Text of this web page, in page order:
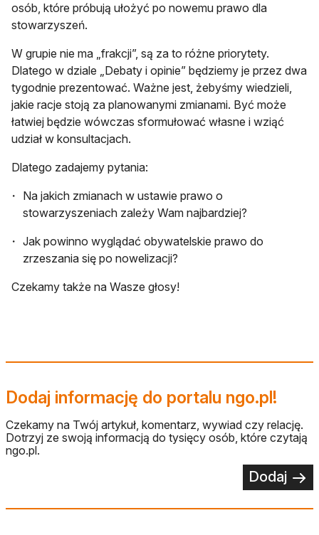
osób, które próbują ułożyć po nowemu prawo dla
stowarzyszeń.
W grupie nie ma „frakcji”, są za to różne priorytety.
Dlatego w dziale „Debaty i opinie” będziemy je przez dwa
tygodnie prezentować. Ważne jest, żebyśmy wiedzieli,
jakie racje stoją za planowanymi zmianami. Być może
łatwiej będzie wówczas sformułować własne i wziąć
udział w konsultacjach.
Dlatego zadajemy pytania:
Na jakich zmianach w ustawie prawo o
stowarzyszeniach zależy Wam najbardziej?
Jak powinno wyglądać obywatelskie prawo do
zrzeszania się po nowelizacji?
Czekamy także na Wasze głosy!
Dodaj informację do portalu ngo.pl!
Czekamy na Twój artykuł, komentarz, wywiad czy relację.
Dotrzyj ze swoją informacją do tysięcy osób, które czytają
ngo.pl.
Dodaj